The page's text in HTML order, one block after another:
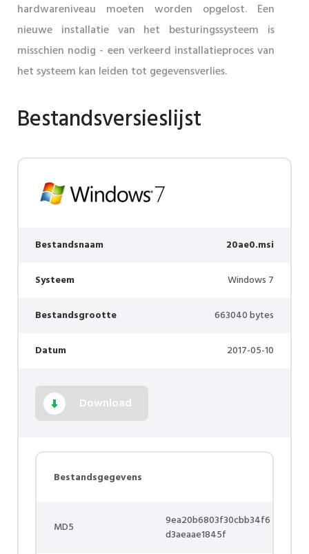
hardwareniveau moeten worden opgelost. Een
nieuwe installatie van het besturingssysteem is
misschien nodig - een verkeerd installatieproces van
het systeem kan leiden tot gegevensverlies.
Bestandsversieslijst
Bestandsnaam 20ae0.msi
Systeem Windows 7
Bestandsgrootte 663040 bytes
Datum 2017-05-10
Download
Bestandsgegevens
MD5
9ea20b6803f30cbb34f6
d3aeaae1845f